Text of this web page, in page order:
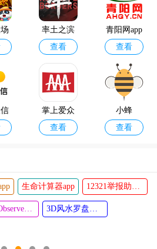
率土之滨
红包版
查看
青阳网app
手机版
查看
掌上爱众
官方免费
查看
小蜂
查看
生命计算器app 12321举报助手app
GhostObserver鬼魂探测器最新版 3D风水罗盘手机版